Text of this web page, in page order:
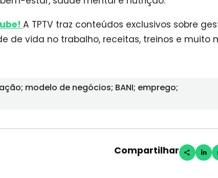
A TPTV traz conteúdos exclusivos sobre
de vida no trabalho, receitas, treinos e muito
modelo de negócios; BANI; emprego;
Compartilhar